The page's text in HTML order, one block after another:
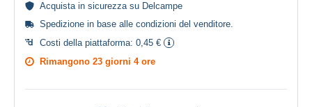
Acquista in sicurezzasu Delcampe
Spedizione in base alle condizioni del venditore.
Costi della piattaforma: 0,45 €
Rimangono 23 giorni 4 ore